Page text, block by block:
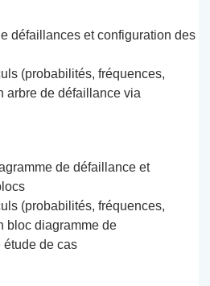
défaillances et configuration des
(probabilités, fréquences,
arbre de défaillance via
de défaillance et
(probabilités, fréquences,
bloc diagramme de
de cas